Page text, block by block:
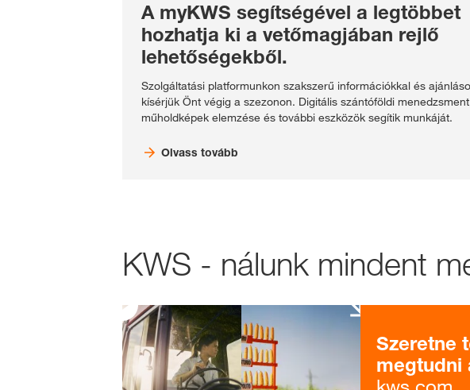
A myKWS segítségével a legtöbbet
hozhatja ki a vetőmagjában rejlő
lehetőségekből.
Szolgáltatási platformunkon szakszerű információkkal és
kísérjük Önt végig a szezonon. Digitális szántóföldi
műholdképek elemzése és további eszközök segítik munkáját.
Olvass tovább
KWS - nálunk mindent
Szeretne
megtudni